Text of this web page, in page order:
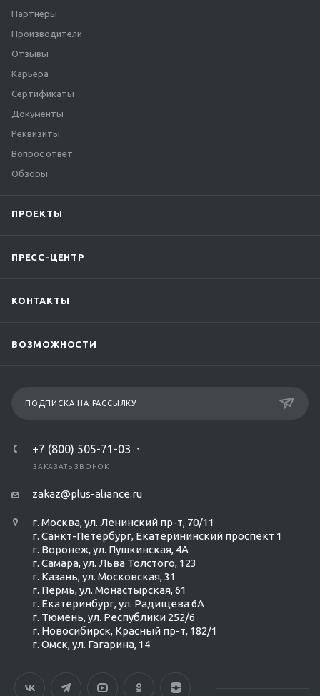
Партнеры
Производители
Отзывы
Карьера
Сертификаты
Документы
Реквизиты
Вопрос ответ
Обзоры
ПРОЕКТЫ
ПРЕСС-ЦЕНТР
КОНТАКТЫ
ВОЗМОЖНОСТИ
ПОДПИСКА НА РАССЫЛКУ
+7 (800) 505-71-03
ЗАКАЗАТЬ ЗВОНОК
zakaz@plus-aliance.ru
г. Москва, ул. Ленинский пр-т, 70/11
г. Санкт-Петербург, Екатерининский проспект 1
г. Воронеж, ул. Пушкинская, 4А
г. Самара, ул. Льва Толстого, 123
г. Казань, ул. Московская, 31
г. Пермь, ул. Монастырская, 61
г. Екатеринбург, ул. Радищева 6А
г. Тюмень, ул. Республики 252/6
г. Новосибирск, Красный пр-т, 182/1
г. Омск, ул. ​Гагарина, 14